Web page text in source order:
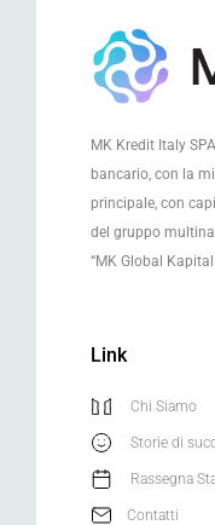
MK Kredit Italy SPA
bancario, con la
principale, con
del gruppo
“MK Global Kapital
Link
Chi Siamo
Storie di
Rassegna
Contatti